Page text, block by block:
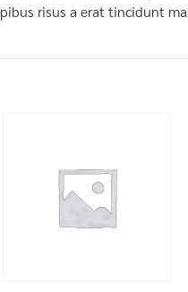
risus a erat tincidunt